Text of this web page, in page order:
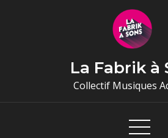
La Fabrik à
Collectif Musiques